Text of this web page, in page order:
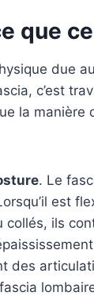
que
due
c’est
la
. Le
est
collés, ils
des